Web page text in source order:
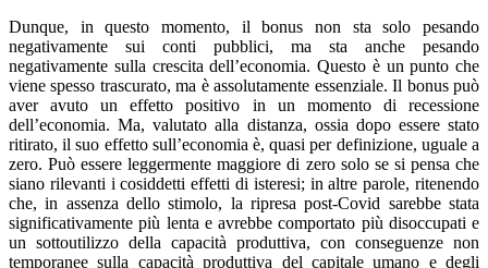
Dunque, in questo momento, il bonus non sta solo pesando
negativamente sui conti pubblici, ma sta anche pesando
negativamente sulla crescita dell’economia. Questo è un punto che
viene spesso trascurato, ma è assolutamente essenziale. Il bonus può
aver avuto un effetto positivo in un momento di recessione
dell’economia. Ma, valutato alla distanza, ossia dopo essere stato
ritirato, il suo effetto sull’economia è, quasi per definizione, uguale a
zero. Può essere leggermente maggiore di zero solo se si pensa che
siano rilevanti i cosiddetti effetti di isteresi; in altre parole, ritenendo
che, in assenza dello stimolo, la ripresa post-Covid sarebbe stata
significativamente più lenta e avrebbe comportato più disoccupati e
un sottoutilizzo della capacità produttiva, con conseguenze non
temporanee sulla capacità produttiva del capitale umano e degli